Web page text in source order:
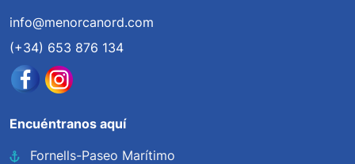
info@menorcanord.com
(+34) 653 876 134
Encuéntranos aquí
Fornells-Paseo Marítimo